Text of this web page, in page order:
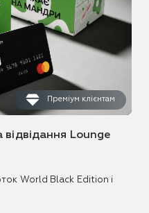
Преміум клієнтам
відвідання Lounge
World Black Edition і